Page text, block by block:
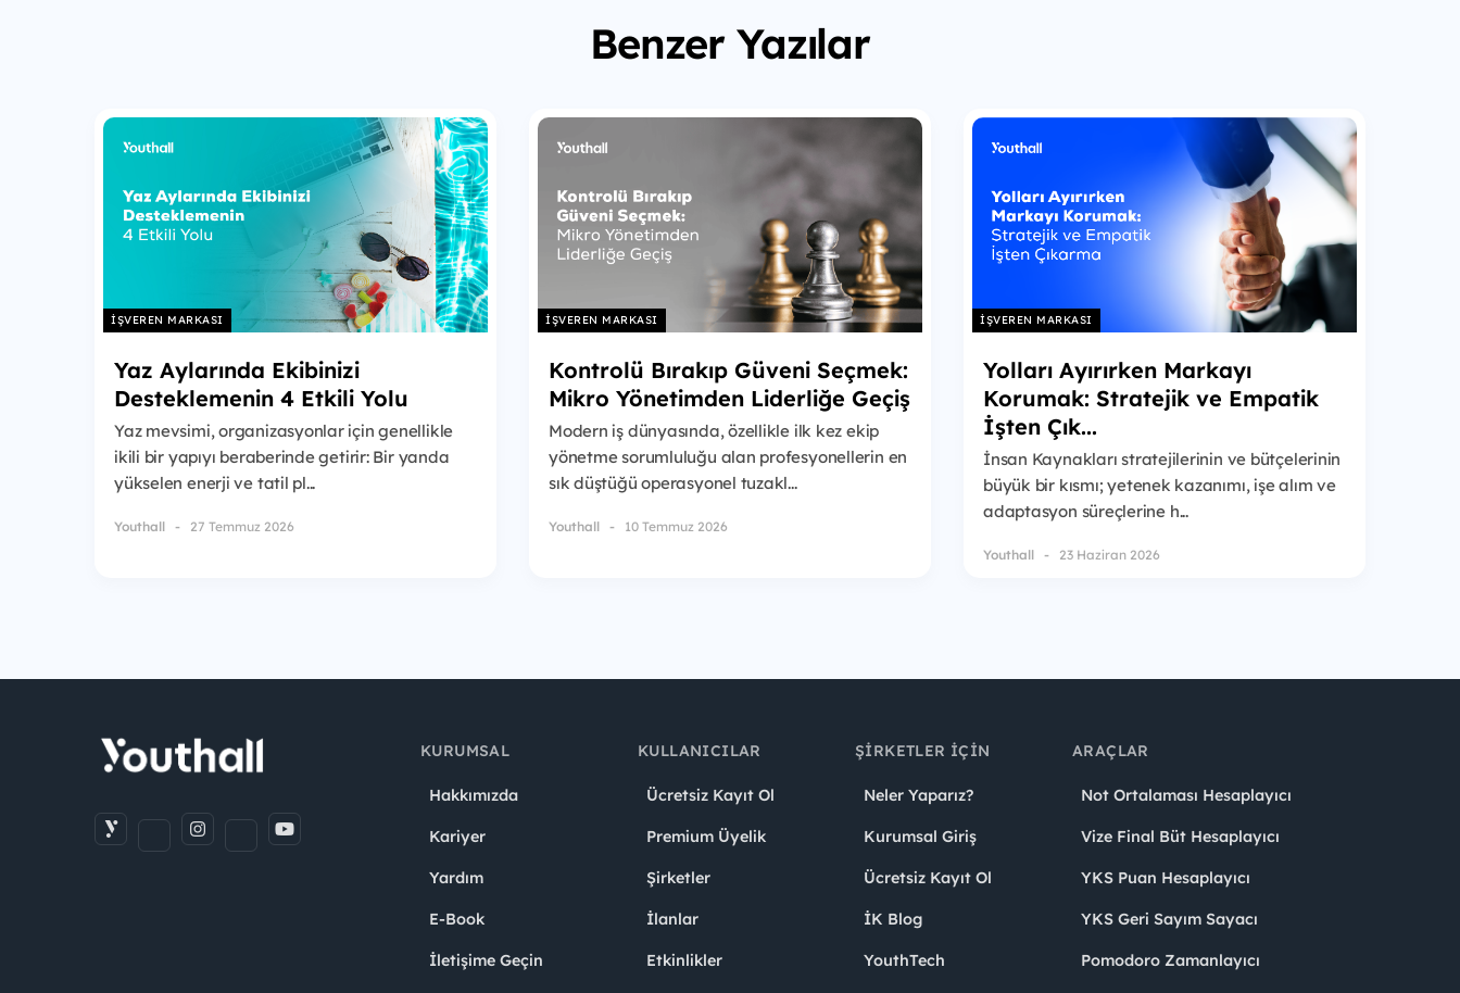
Benzer Yazılar
İŞVEREN MARKASI
Yaz Aylarında Ekibinizi
Desteklemenin 4 Etkili Yolu
Yaz mevsimi, organizasyonlar için genellikle
ikili bir yapıyı beraberinde getirir: Bir yanda
yükselen enerji ve tatil pl...
Youthall 27 Temmuz 2026
İŞVEREN MARKASI
Kontrolü Bırakıp Güveni Seçmek:
Mikro Yönetimden Liderliğe Geçiş
Modern iş dünyasında, özellikle ilk kez ekip
yönetme sorumluluğu alan profesyonellerin en
sık düştüğü operasyonel tuzakl...
Youthall 10 Temmuz 2026
İŞVEREN MARKASI
Yolları Ayırırken Markayı
Korumak: Stratejik ve Empatik
İşten Çık...
İnsan Kaynakları stratejilerinin ve bütçelerinin
büyük bir kısmı; yetenek kazanımı, işe alım ve
adaptasyon süreçlerine h...
Youthall 23 Haziran 2026
KURUMSAL
Hakkımızda
Kariyer
Yardım
E-Book
İletişime Geçin
KULLANICILAR
Ücretsiz Kayıt Ol
Premium Üyelik
Şirketler
İlanlar
Etkinlikler
ŞIRKETLER İÇIN
Neler Yaparız?
Kurumsal Giriş
Ücretsiz Kayıt Ol
İK Blog
YouthTech
ARAÇLAR
Not Ortalaması Hesaplayıcı
Vize Final Büt Hesaplayıcı
YKS Puan Hesaplayıcı
YKS Geri Sayım Sayacı
Pomodoro Zamanlayıcı